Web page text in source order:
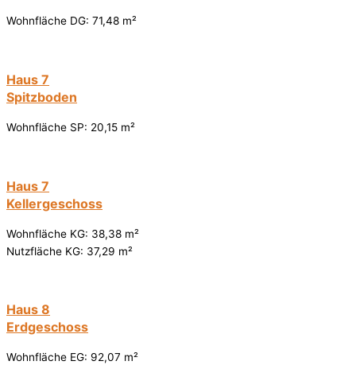
Wohnfläche DG: 71,48 m²
Haus 7
Spitzboden
Wohnfläche SP: 20,15 m²
Haus 7
Kellergeschoss
Wohnfläche KG: 38,38 m²
Nutzfläche KG: 37,29 m²
Haus 8
Erdgeschoss
Wohnfläche EG: 92,07 m²